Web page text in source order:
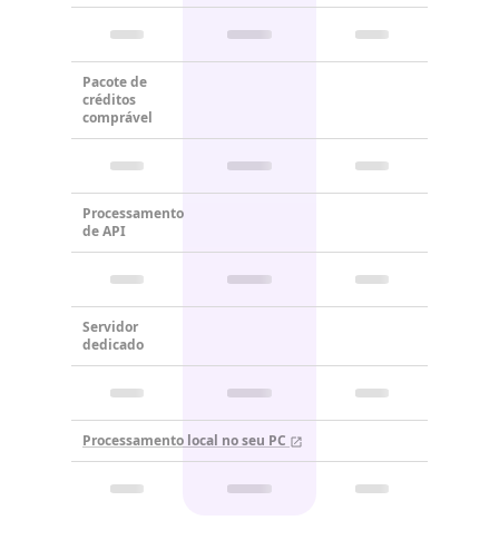
Pacote de
créditos
comprável
Processamento
de API
Servidor
dedicado
Processamento local no seu PC